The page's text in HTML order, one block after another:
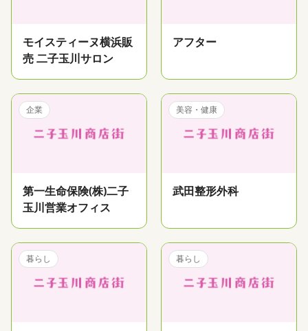
モイスティーヌ横浜販
売 二子玉川サロン
アフター
企業
第一生命保険(株)二子
玉川営業オフィス
美容・健康
武田整形外科
暮らし 暮らし